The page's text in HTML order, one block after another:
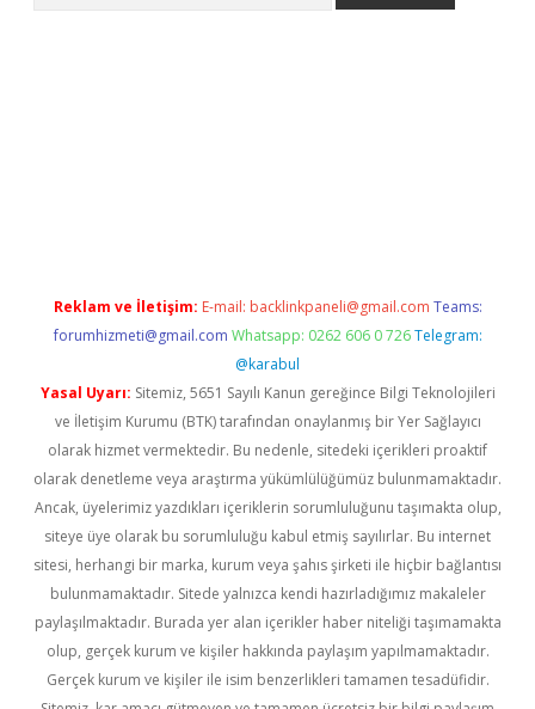
Reklam ve İletişim: E-mail: backlinkpaneli@gmail.com Teams:
forumhizmeti@gmail.com Whatsapp: 0262 606 0 726 Telegram:
@karabul
Yasal Uyarı: Sitemiz, 5651 Sayılı Kanun gereğince Bilgi Teknolojileri
ve İletişim Kurumu (BTK) tarafından onaylanmış bir Yer Sağlayıcı
olarak hizmet vermektedir. Bu nedenle, sitedeki içerikleri proaktif
olarak denetleme veya araştırma yükümlülüğümüz bulunmamaktadır.
Ancak, üyelerimiz yazdıkları içeriklerin sorumluluğunu taşımakta olup,
siteye üye olarak bu sorumluluğu kabul etmiş sayılırlar. Bu internet
sitesi, herhangi bir marka, kurum veya şahıs şirketi ile hiçbir bağlantısı
bulunmamaktadır. Sitede yalnızca kendi hazırladığımız makaleler
paylaşılmaktadır. Burada yer alan içerikler haber niteliği taşımamakta
olup, gerçek kurum ve kişiler hakkında paylaşım yapılmamaktadır.
Gerçek kurum ve kişiler ile isim benzerlikleri tamamen tesadüfidir.